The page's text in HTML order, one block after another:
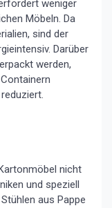
weniger
Möbeln. Da
sind der
Darüber
werden,
nicht
und speziell
aus Pappe